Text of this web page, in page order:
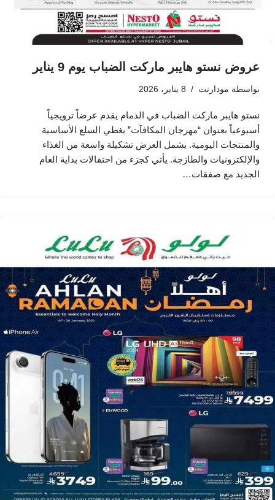
عروض نستو هايبر ماركت الضباب يوم 9 يناير
بواسطة مودارنت 8 يناير، 2026
نستو هايبر ماركت الضباب في الدمام يقدم عرضاً ترويجياً
أسبوعياً بعنوان “مهرجان المكافآت” يغطي السلع الأساسية
والمنتجات اليومية. يشمل العرض تشكيلة واسعة من الغذاء
والإلكترونيات والطازجة. يأتي كجزء من احتفالات بداية العام
الجديد مع صفقات…